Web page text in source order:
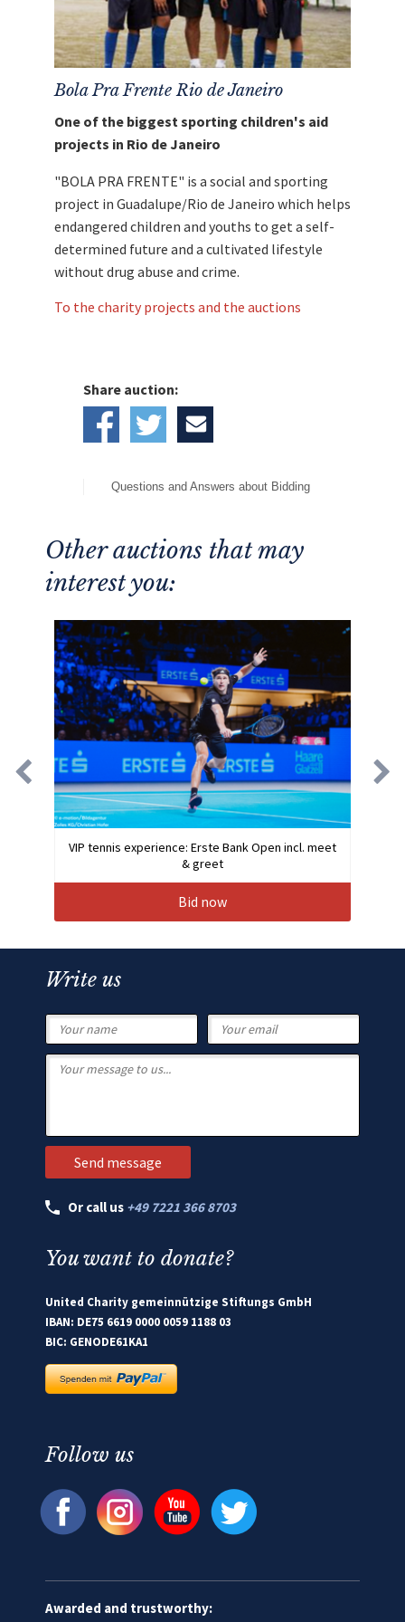
Mit dem Erlös dieser Auktion unterstützen wir
Stars4Kids.
Bola Pra Frente Rio de Janeiro
One of the biggest sporting children's aid
projects in Rio de Janeiro
"BOLA PRA FRENTE" is a social and sporting
project in Guadalupe/Rio de Janeiro which helps
endangered children and youths to get a self-
determined future and a cultivated lifestyle
without drug abuse and crime.
To the charity projects and the auctions
Share auction:
Questions and Answers about Bidding
Other auctions that may
interest you:
VIP tennis experience: Erste Bank Open incl. meet
& greet
Bid now
Write us
Or call us +49 7221 366 8703
You want to donate?
United Charity gemeinnützige Stiftungs GmbH
IBAN: DE75 6619 0000 0059 1188 03
BIC: GENODE61KA1
Follow us
Awarded and trustworthy: